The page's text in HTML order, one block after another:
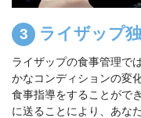
ライザップ
ライザップの食事管理で
かなコンディションの変
食事指導をすることがで
に送ることにより、あな